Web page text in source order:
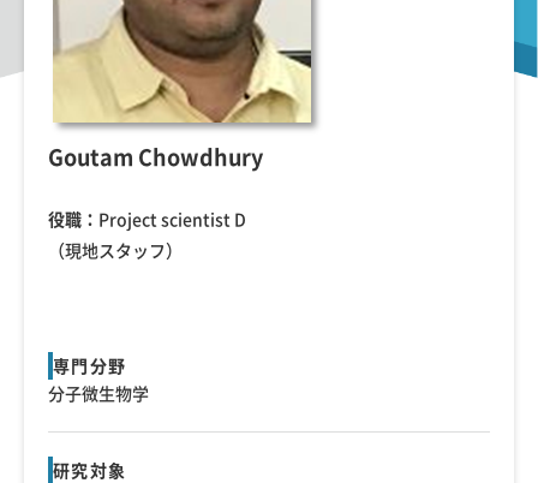
Goutam Chowdhury
役職： Project scientist D
（現地スタッフ）
専門分野
分子微生物学
研究対象